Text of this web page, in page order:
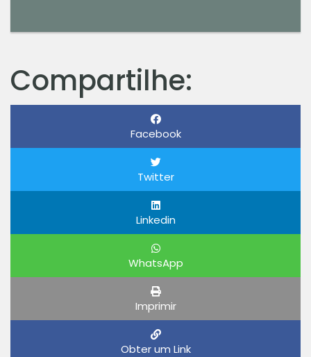
Compartilhe:
Facebook
Twitter
Linkedin
WhatsApp
Imprimir
Obter um Link